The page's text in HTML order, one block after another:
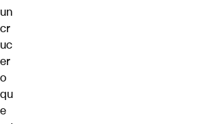
un
cr
uc
er
o
qu
e